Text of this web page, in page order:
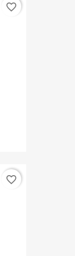
favorite_border
favorite_border